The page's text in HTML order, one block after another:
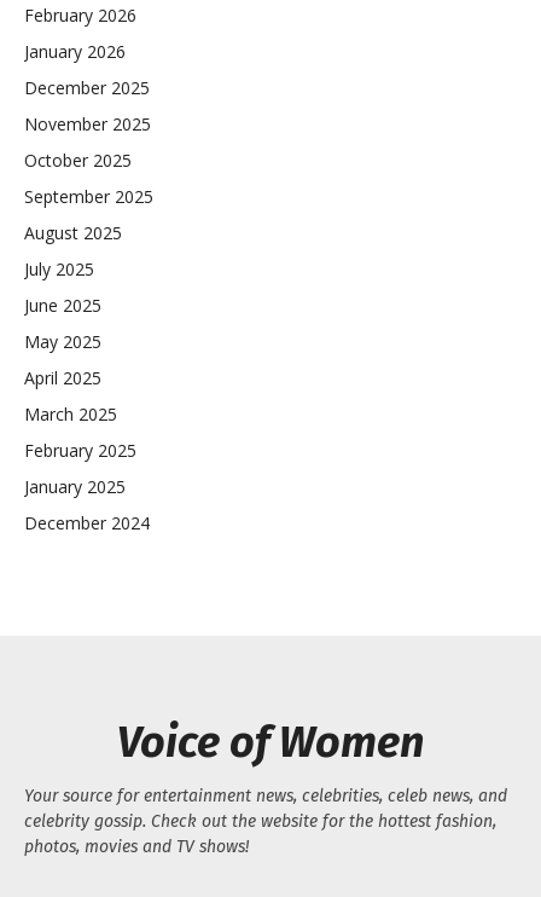
February 2026
January 2026
December 2025
November 2025
October 2025
September 2025
August 2025
July 2025
June 2025
May 2025
April 2025
March 2025
February 2025
January 2025
December 2024
Voice of Women
Your source for entertainment news, celebrities, celeb news, and
celebrity gossip. Check out the website for the hottest fashion,
photos, movies and TV shows!